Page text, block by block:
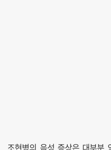
조현병의 음성 증상은 대부분